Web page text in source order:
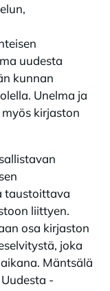
uudesta
kunnan
Unelma ja
kirjaston
taustoittava
liittyen.
osa kirjaston
joka
Mäntsälä
-